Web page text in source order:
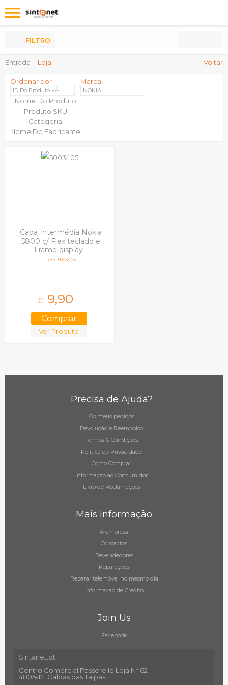
Entrada Loja Voltar
FILTRO
Ordenar por
ID Do Produto +/-
Nome Do Produto
Produto SKU
Categoria
Nome Do Fabricante
Marca:
NOKIA
Capa Intermédia Nokia
5800 c/ Flex teclado e
Frame display
REF: 5003405
€ 9,90
Ver Produto
Precisa de Ajuda?
Os meus pedidos
Devolução e Reembolso
Termos & Condições
Política de Privacidade
Como Comprar
Informação ao Consumidor
Livro de Reclamações
Mais Informação
A empresa
Contactos
Revendedores
Reparações
Reparar telemóvel no mesmo dia
Informacao de Crédito
Join Us
Facebook
Sintanet.pt
Centro Comercial Passerelle Loja Nº 62
4805-121 Caldas das Taipas